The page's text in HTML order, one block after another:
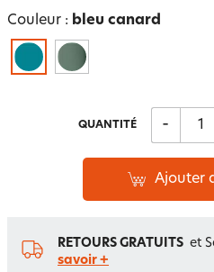
Couleur : bleu canard
QUANTITÉ -
Ajouter
RETOURS GRATUITS et
savoir +